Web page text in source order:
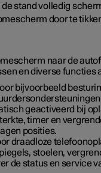
de stand volledig
door te
naar de
en diverse functies
bijvoorbeeld
geactiveerd bij
timer en
posities.
draadloze
stoelen,
de status en service